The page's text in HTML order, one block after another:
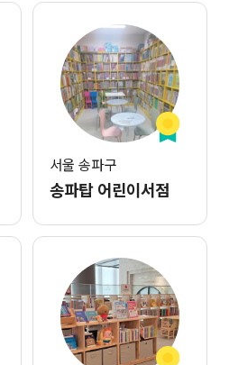
서울 송파구
송파탑 어린이서점